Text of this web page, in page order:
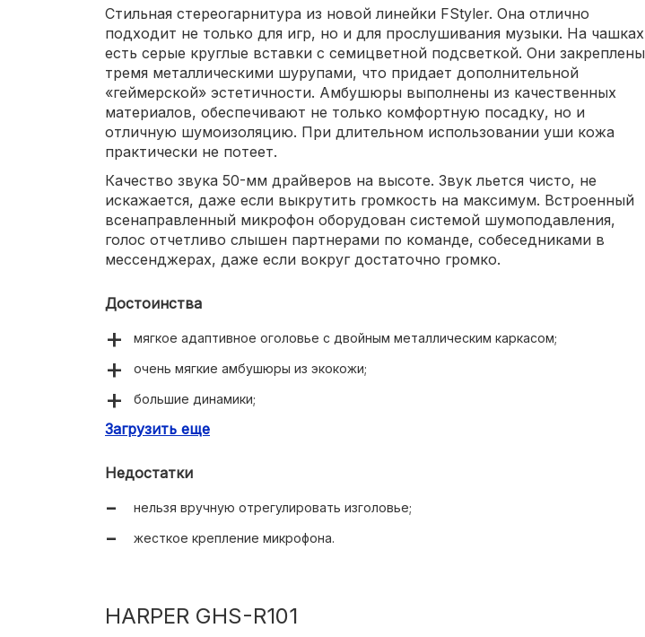
Стильная стереогарнитура из новой линейки FStyler. Она отлично
подходит не только для игр, но и для прослушивания музыки. На чашках
есть серые круглые вставки с семицветной подсветкой. Они закреплены
тремя металлическими шурупами, что придает дополнительной
«геймерской» эстетичности. Амбушюры выполнены из качественных
материалов, обеспечивают не только комфортную посадку, но и
отличную шумоизоляцию. При длительном использовании уши кожа
практически не потеет.
Качество звука 50-мм драйверов на высоте. Звук льется чисто, не
искажается, даже если выкрутить громкость на максимум. Встроенный
всенаправленный микрофон оборудован системой шумоподавления,
голос отчетливо слышен партнерами по команде, собеседниками в
мессенджерах, даже если вокруг достаточно громко.
Достоинства
мягкое адаптивное оголовье с двойным металлическим каркасом;
очень мягкие амбушюры из экокожи;
большие динамики;
стереофонический чипсет Digital Signal Processing;
Загрузить еще
Недостатки
нельзя вручную отрегулировать изголовье;
жесткое крепление микрофона.
HARPER GHS-R101